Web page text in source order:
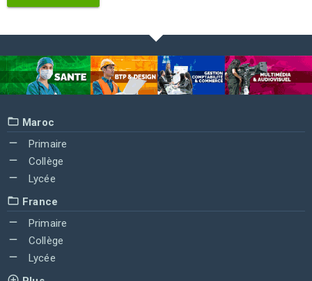
Maroc
Primaire
Collège
Lycée
France
Primaire
Collège
Lycée